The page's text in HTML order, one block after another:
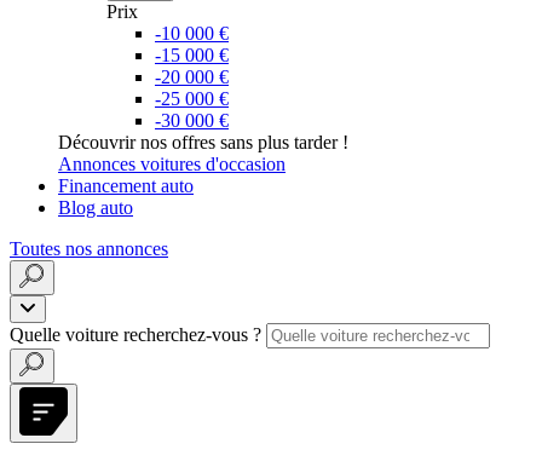
Prix
-10 000 €
-15 000 €
-20 000 €
-25 000 €
-30 000 €
Découvrir nos offres sans plus tarder !
Annonces voitures d'occasion
Financement auto
Blog auto
Toutes nos annonces
Quelle voiture recherchez-vous ?